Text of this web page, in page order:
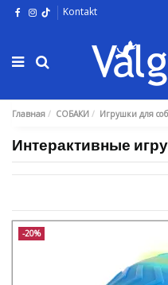
Kontakt
Главная СОБАКИ Игрушки для
Интерактивные
-20%